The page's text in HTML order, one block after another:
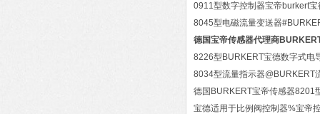
0911型数字控制器宝帝burkert
8045型电磁流量变送器
德国宝帝传感器代理商
8226型BURKERT宝德数字式电
8034型流量指示器@BURKERT
德国BURKERT宝帝传感器8201
宝德适用于比例阀控制器%宝帝